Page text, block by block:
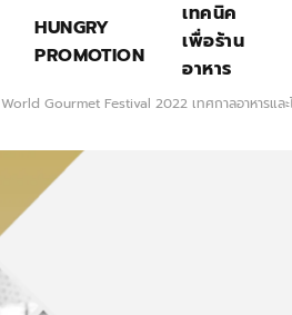
HUNGRY
PROMOTION
เทคนิค
เพื่อร้าน
อาหาร
World Gourmet Festival 2022 เทศกาลอาหารแ